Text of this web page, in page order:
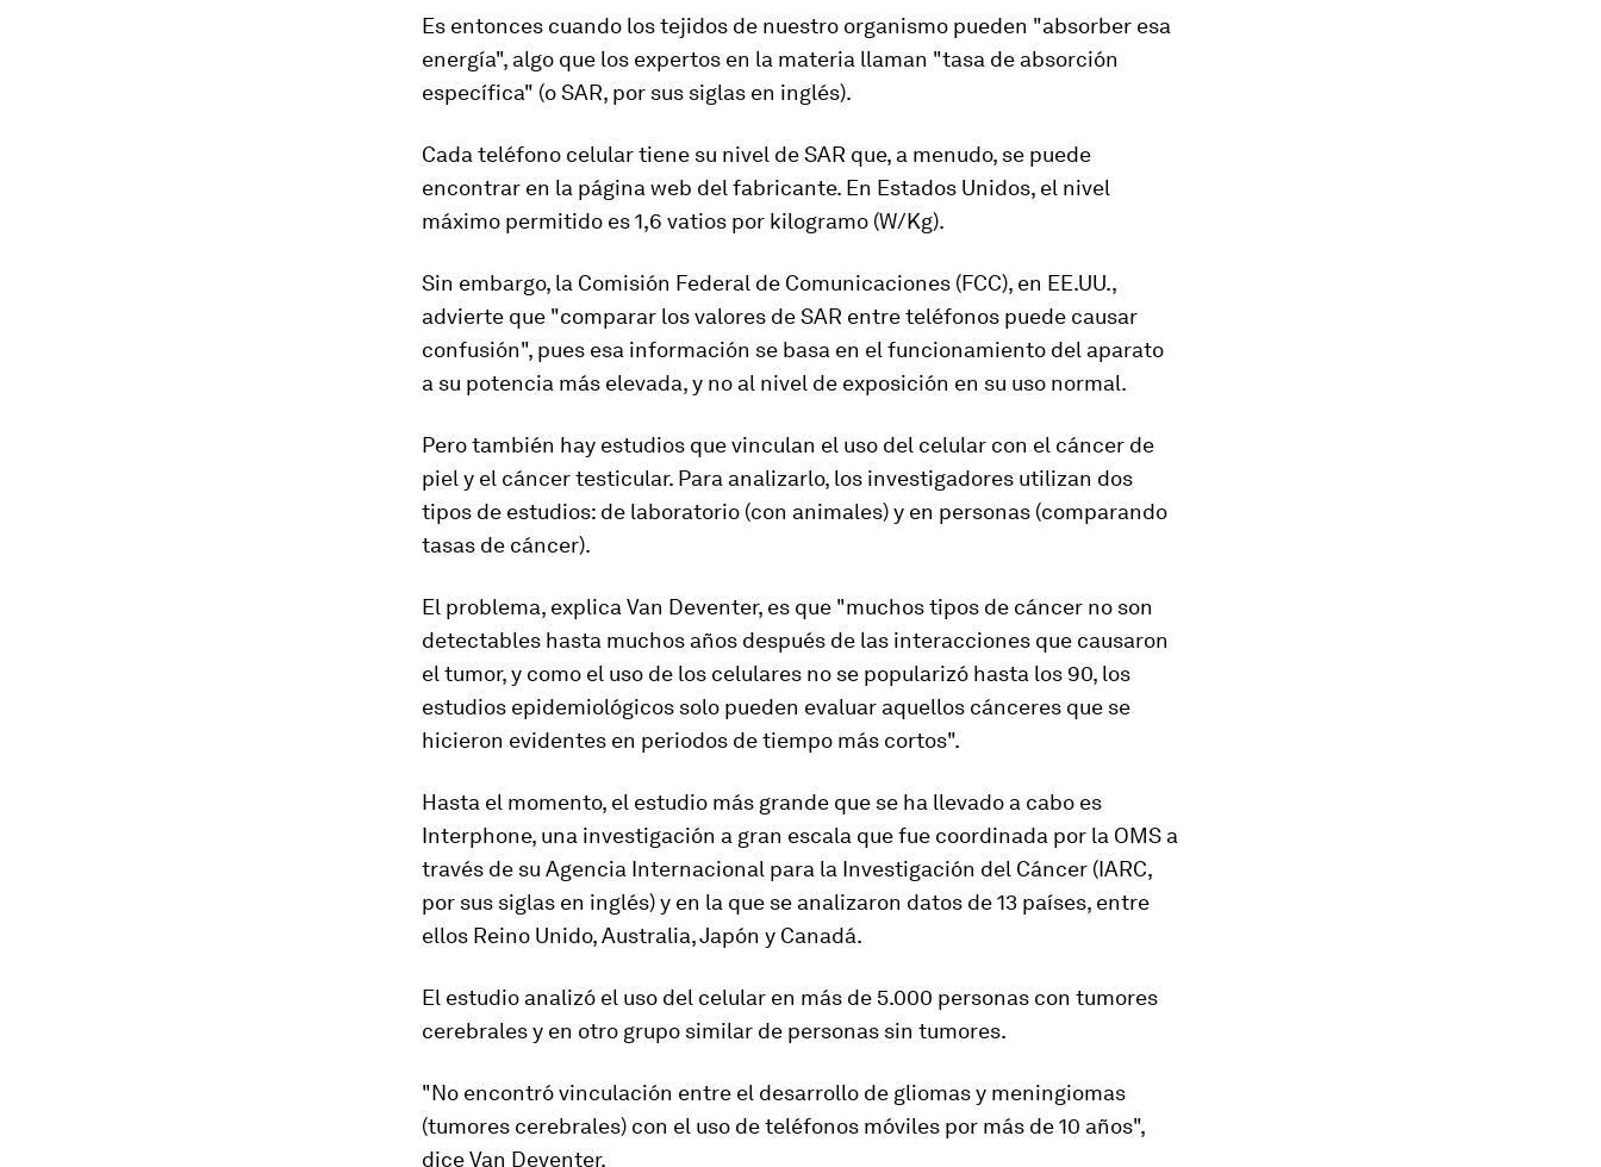
Es entonces cuando lostejidos de nuestro organismo pueden "absorber esa
energía", algo que los expertos en la materia llaman "tasa de absorción
específica" (o SAR, por sus siglas en inglés).
Cada teléfono celular tiene su nivel de SAR que, a menudo, se puede
encontrar en la página web del fabricante. En Estados Unidos, el nivel
máximo permitido es 1,6 vatios por kilogramo (W/Kg).
Sin embargo, la Comisión Federal de Comunicaciones (FCC), en EE.UU.,
advierte que "comparar los valores de SAR entre teléfonos puede causar
confusión", pues esa información se basa en el funcionamiento del aparato
a su potencia más elevada, y no al nivel de exposición en su uso normal.
Pero también hay estudios que vinculan el uso del celular con el cáncer de
piel y el cáncer testicular. Para analizarlo, los investigadores utilizan dos
tipos de estudios: de laboratorio (con animales) y en personas (comparando
tasas de cáncer).
El problema, explica Van Deventer, es que "muchos tipos de cáncer no son
detectables hasta muchos años después de las interacciones que causaron
el tumor, y como el uso de los celulares no se popularizó hasta los 90, los
estudios epidemiológicos solo pueden evaluar aquellos cánceres que se
hicieron evidentes en periodos de tiempo más cortos".
Hasta el momento, el estudio más grande que se ha llevado a cabo es
Interphone, una investigación a gran escala que fue coordinada por la OMS a
través de su Agencia Internacional para la Investigación del Cáncer (IARC,
por sus siglas en inglés) y en la que se analizaron datos de 13 países, entre
ellos Reino Unido, Australia, Japón y Canadá.
El estudio analizó el uso del celular en más de 5.000 personas con tumores
cerebrales y en otro grupo similar de personas sin tumores.
"No encontró vinculación entre el desarrollo de gliomas y meningiomas
(tumores cerebrales) con el uso de teléfonos móviles por más de 10 años",
dice Van Deventer.